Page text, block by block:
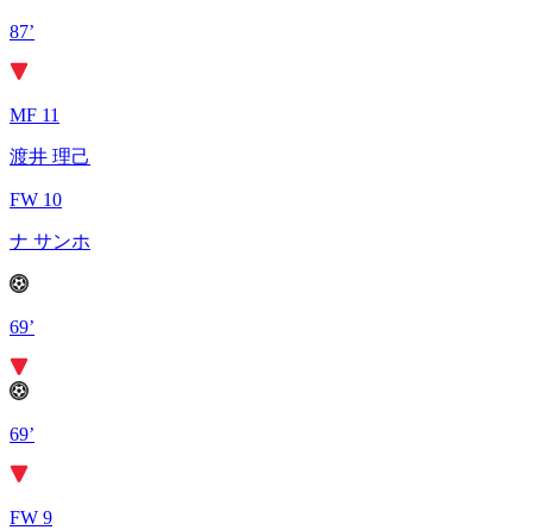
87’
MF 11
渡井 理己
FW 10
ナ サンホ
69’
69’
FW 9